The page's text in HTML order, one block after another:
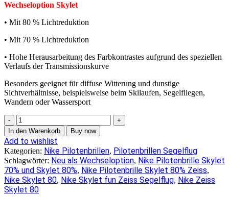
Wechseloption Skylet
• Mit 80 % Lichtreduktion
• Mit 70 % Lichtreduktion
• Hohe Herausarbeitung des Farbkontrastes aufgrund des speziellen
Verlaufs der Transmissionskurve
Besonders geeignet für diffuse Witterung und dunstige
Sichtverhältnisse, beispielsweise beim Skilaufen, Segelfliegen,
Wandern oder Wassersport
Nike
Flyfree
M
2391Skylet
70
%
und
80
%
In den Warenkorb Buy now
Add to wishlist
Kategorien: Nike Pilotenbrillen, Pilotenbrillen Segelflug
Schlagwörter: Neu als Wechseloption, Nike Pilotenbrille Skylet
70% und Skylet 80%, Nike Pilotenbrille Skylet 80% Zeiss,
Nike Skylet 80, Nike Skylet fun Zeiss Segelflug, Nike Zeiss
Skylet 80